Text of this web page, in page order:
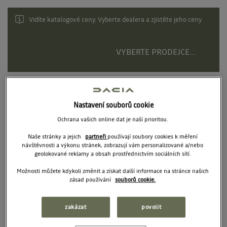
PŘÍSLUŠENSTVÍ
ZIMNÍ KOMPLETY ALCAR
Vidíte katalogové ceny. Vyberte dealera a zjistěte jeho ceny
VYBERTE PRODEJCE...
Kamera pro nahrávání provozu 322 GW Dashcam
Nastavení souborů cookie
Ochrana vašich online dat je naší prioritou.
Naše stránky a jejich partneři používají soubory cookies k měření
návštěvnosti a výkonu stránek, zobrazují vám personalizované a/nebo
geolokované reklamy a obsah prostřednictvím sociálních sítí.
Možnosti můžete kdykoli změnit a získat další informace na stránce našich
zásad používání souborů cookie.
zakázat povolit